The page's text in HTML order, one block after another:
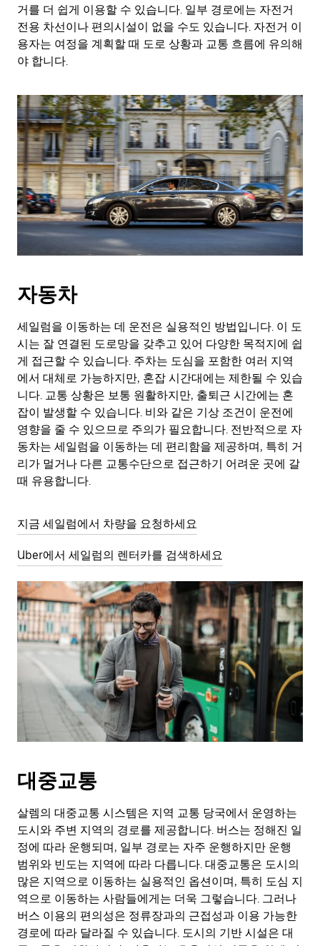
거를 더 쉽게 이용할 수 있습니다. 일부 경로에는 자전거
전용 차선이나 편의시설이 없을 수도 있습니다. 자전거 이
용자는 여정을 계획할 때 도로 상황과 교통 흐름에 유의해
야 합니다.
자동차
세일럼을 이동하는 데 운전은 실용적인 방법입니다. 이 도
시는 잘 연결된 도로망을 갖추고 있어 다양한 목적지에 쉽
게 접근할 수 있습니다. 주차는 도심을 포함한 여러 지역
에서 대체로 가능하지만, 혼잡 시간대에는 제한될 수 있습
니다. 교통 상황은 보통 원활하지만, 출퇴근 시간에는 혼
잡이 발생할 수 있습니다. 비와 같은 기상 조건이 운전에
영향을 줄 수 있으므로 주의가 필요합니다. 전반적으로 자
동차는 세일럼을 이동하는 데 편리함을 제공하며, 특히 거
리가 멀거나 다른 교통수단으로 접근하기 어려운 곳에 갈
때 유용합니다.
지금 세일럼에서 차량을 요청하세요
Uber에서 세일럼의 렌터카를 검색하세요
대중교통
살렘의 대중교통 시스템은 지역 교통 당국에서 운영하는
도시와 주변 지역의 경로를 제공합니다. 버스는 정해진 일
정에 따라 운행되며, 일부 경로는 자주 운행하지만 운행
범위와 빈도는 지역에 따라 다릅니다. 대중교통은 도시의
많은 지역으로 이동하는 실용적인 옵션이며, 특히 도심 지
역으로 이동하는 사람들에게는 더욱 그렇습니다. 그러나
버스 이용의 편의성은 정류장과의 근접성과 이용 가능한
경로에 따라 달라질 수 있습니다. 도시의 기반 시설은 대